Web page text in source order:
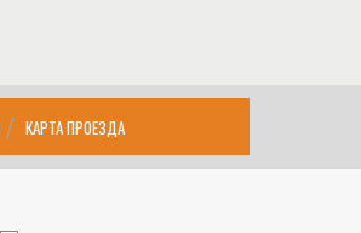
КАРТА ПРОЕЗДА